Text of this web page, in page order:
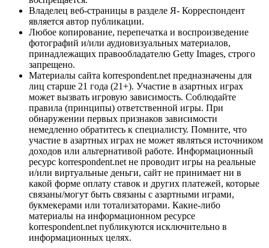
Владелец веб-страницы в разделе Я- Корреспондент
является автор публикации.
Любое копирование, перепечатка и воспроизведение
фотографий и/или аудиовизуальных материалов,
принадлежащих правообладателю Getty Images, строго
запрещено.
Материалы сайта korrespondent.net предназначены для
лиц старше 21 года (21+). Участие в азартных играх
может вызвать игровую зависимость. Соблюдайте
правила (принципы) ответственной игры. При
обнаружении первых признаков зависимости
немедленно обратитесь к специалисту. Помните, что
участие в азартных играх не может являться источником
доходов или альтернативой работе. Информационный
ресурс korrespondent.net не проводит игры на реальные
и/или виртуальные деньги, сайт не принимает ни в
какой форме оплату ставок и других платежей, которые
связаны/могут быть связаны с азартными играми,
букмекерами или тотализаторами. Какие-либо
материалы на информационном ресурсе
korrespondent.net публикуются исключительно в
информационных целях.